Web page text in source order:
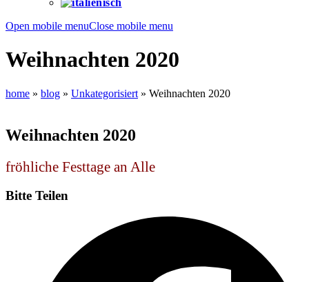
Open mobile menuClose mobile menu
Weihnachten 2020
home » blog » Unkategorisiert » Weihnachten 2020
Weihnachten 2020
fröhliche Festtage an Alle
Bitte Teilen